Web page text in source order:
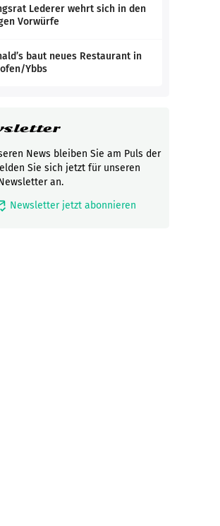
Lederer wehrt sich in den
Vorwürfe
baut neues Restaurant in
Ybbs
News bleiben Sie am Puls der
Sie sich jetzt für unseren
an.
Newsletter jetzt abonnieren